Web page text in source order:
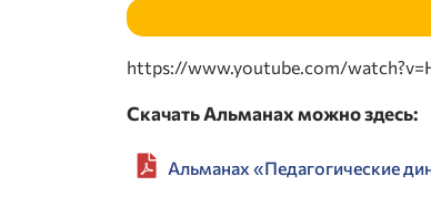
https://www.youtube.com/
Скачать Альманах можно здесь:
Альманах «Педагогические